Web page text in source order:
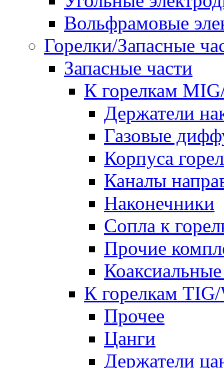
Вольфрамовые
Горелки/Запасные
Запасные части
К горелкам
Держатели
Газовые
Корпуса
Каналы
Наконечники
Сопла к
Прочие
К горелкам
Прочее
Цанги
Держатели